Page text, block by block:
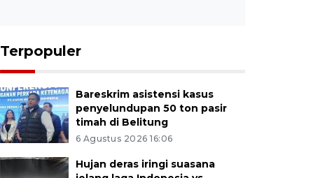
Terpopuler
Bareskrim asistensi kasus
penyelundupan 50 ton pasir
timah di Belitung
6 Agustus 2026 16:06
Hujan deras iringi suasana